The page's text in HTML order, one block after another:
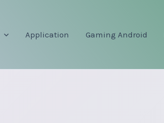
Application Gaming Android